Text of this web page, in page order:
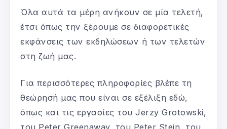
Όλα αυτά τα μέρη ανήκουν σε μία τελετή,
έτσι όπως την ξέρουμε σε διαφορετικές
εκφάνσεις των εκδηλώσεων ή των τελετών
στη ζωή μας.
Για περισσότερες πληροφορίες βλέπε τη
θεώρησή μας που είναι σε εξέλιξη εδώ,
όπως και τις εργασίες του Jerzy Grotowski,
του Peter Greenaway, του Peter Stein, του